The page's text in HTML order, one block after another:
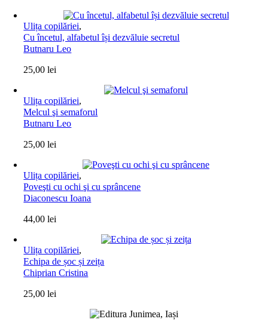
Ulița copilăriei,
Cu încetul, alfabetul își dezvăluie secretul
Butnaru Leo
25,00lei
Ulița copilăriei,
Melcul şi semaforul
Butnaru Leo
25,00lei
Ulița copilăriei,
Poveşti cu ochi şi cu sprâncene
Diaconescu Ioana
44,00lei
Ulița copilăriei,
Echipa de șoc și zeița
Chiprian Cristina
25,00lei